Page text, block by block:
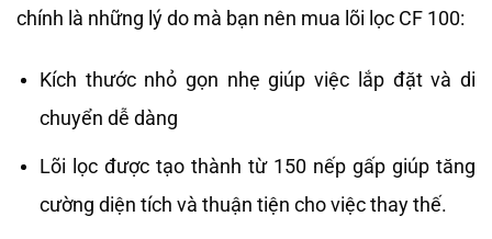
chính là những lý do mà bạn nên mua lõi lọc CF 100:
Kích thước nhỏ gọn nhẹ giúp việc lắp đặt và di
chuyển dễ dàng
Lõi lọc được tạo thành từ 150 nếp gấp giúp tăng
cường diện tích và thuận tiện cho việc thay thế.